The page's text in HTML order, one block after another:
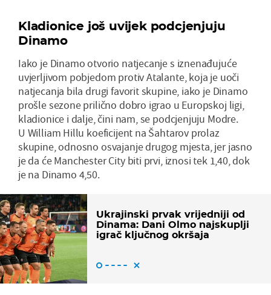
Kladionice još uvijek podcjenjuju
Dinamo
Iako je Dinamo otvorio natjecanje s iznenađujuće
uvjerljivom pobjedom protiv Atalante, koja je uoči
natjecanja bila drugi favorit skupine, iako je Dinamo
prošle sezone prilično dobro igrao u Europskoj ligi,
kladionice i dalje, čini nam, se podcjenjuju Modre.
U William Hillu koeficijent na Šahtarov prolaz
skupine, odnosno osvajanje drugog mjesta, jer jasno
je da će Manchester City biti prvi, iznosi tek 1,40, dok
je na Dinamo 4,50.
Ukrajinski prvak vrijedniji od
Dinama: Dani Olmo najskuplji
igrač ključnog okršaja